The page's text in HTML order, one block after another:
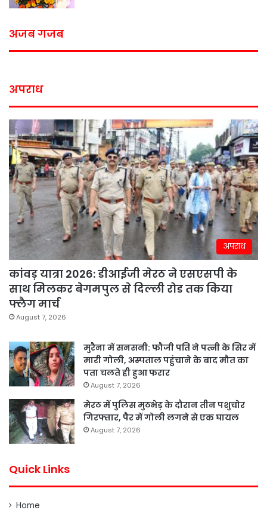
अजब गजब
अपराध
अपराध
कांवड़ यात्रा 2026: डीआईजी मेरठ ने एसएसपी के
साथ मिलकर बेगमपुल से दिल्ली रोड तक किया
फ्लैग मार्च
August 7, 2026
मुरैना में सनसनी: फौजी पति ने पत्नी के सिर में
मारी गोली, अस्पताल पहुंचाने के बाद मौत का
पता चलते ही हुआ फरार
August 7, 2026
मेरठ में पुलिस मुठभेड़ के दौरान तीन पशुचोर
गिरफ्तार, पैर में गोली लगने से एक घायल
August 7, 2026
Quick Links
Home